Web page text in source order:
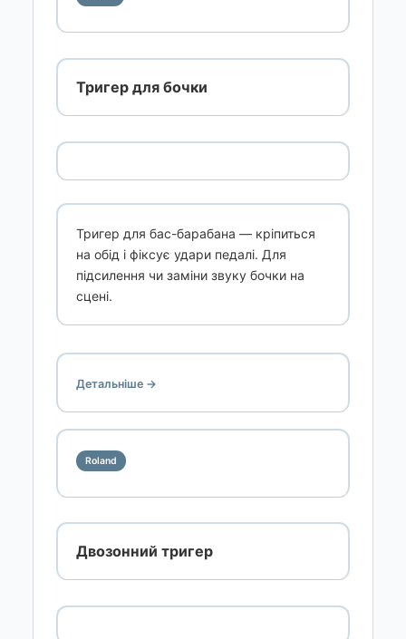
Тригер для бочки
Тригер для бас-барабана — кріпиться
на обід і фіксує удари педалі. Для
підсилення чи заміни звуку бочки на
сцені.
Детальніше →
Roland
Двозонний тригер